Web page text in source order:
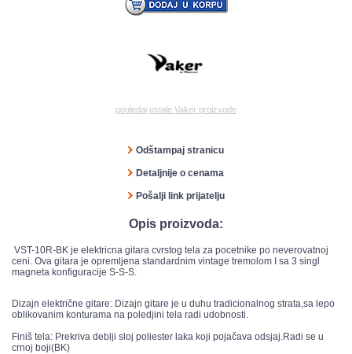
pogledaj ostale Vaker proizvode
Odštampaj stranicu
Detaljnije o cenama
Pošalji link prijatelju
Opis proizvoda:
VST-10R-BK je elektricna gitara cvrstog tela za pocetnike po neverovatnoj
ceni. Ova gitara je opremljena standardnim vintage tremolom I sa 3 singl
magneta konfiguracije S-S-S.
Dizajn električne gitare: Dizajn gitare je u duhu tradicionalnog strata,sa lepo
oblikovanim konturama na poledjini tela radi udobnosti.
Finiš tela: Prekriva deblji sloj poliester laka koji pojačava odsjaj.Radi se u
crnoj boji(BK)